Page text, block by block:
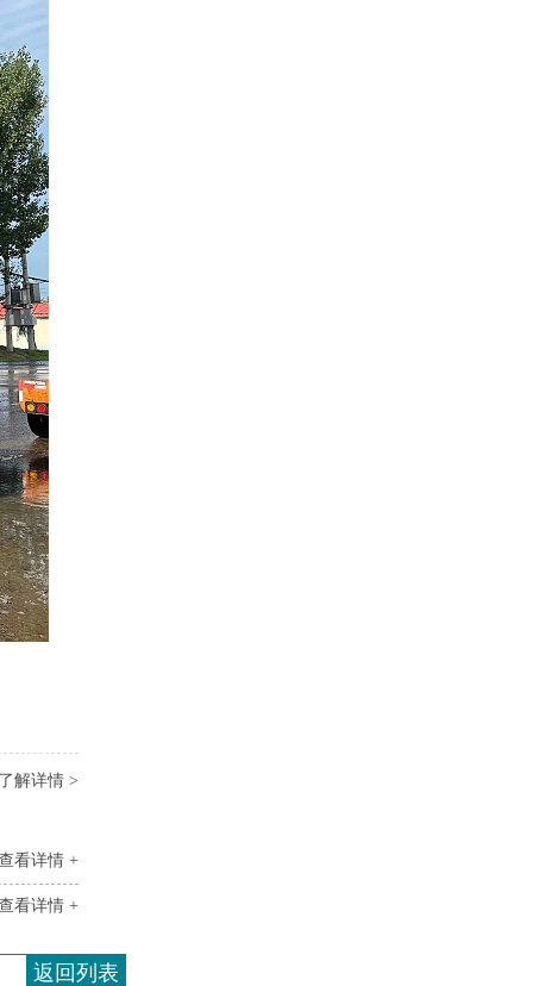
解详情 >
看详情 +
看详情 +
返回列表